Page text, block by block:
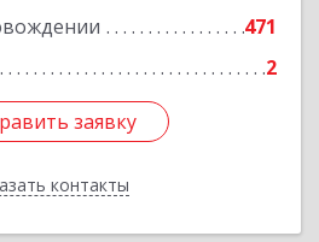
471
2
заявку
контакты
заявку
Назад